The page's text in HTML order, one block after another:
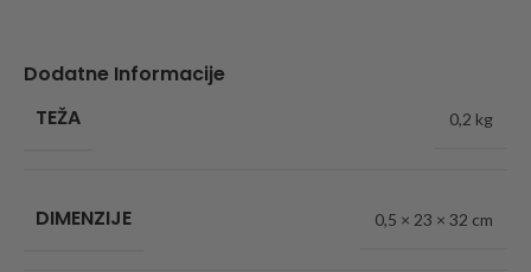
Dodatne Informacije
TEŽA
0,2 kg
DIMENZIJE 0,5 × 23 × 32 cm